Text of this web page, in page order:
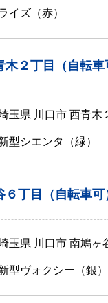
イズ（赤）
２丁目（自転車
玉県 川口市 西青木
型シエンタ（緑）
丁目（自転車可
玉県 川口市 南鳩ヶ
型ヴォクシー（銀）